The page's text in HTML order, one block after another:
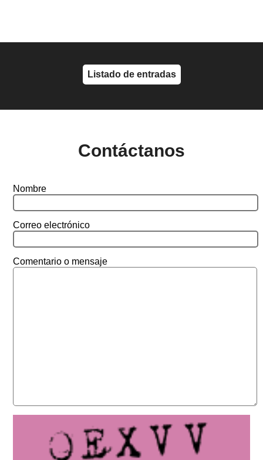
Listado de entradas
Contáctanos
Nombre
Correo electrónico
Comentario o mensaje